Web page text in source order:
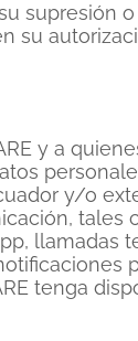
supresión
su
y a
y/o
tales
llamadas
tenga